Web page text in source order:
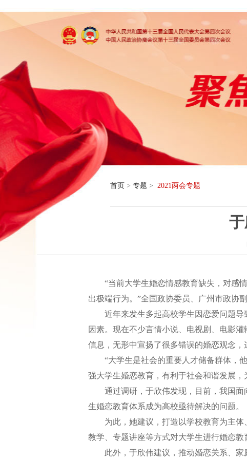
首页 > 专题 > 2021两会专题
“当前大学生婚恋情感教育缺失，对感情
出极端行为。”全国政协委员、广州市政协
近年来发生多起高校学生因恋爱问题导
因素。现在不少言情小说、电视剧、电影
信息，无形中宣扬了很多错误的婚恋观念，
“大学生是社会的重要人才储备群体，他
强大学生婚恋教育，有利于社会和谐发展，
通过调研，于欣伟发现，目前，我国面
生婚恋教育体系成为高校亟待解决的问题。
为此，她建议，打造以学校教育为主体
教学、专题讲座等方式对大学生进行婚恋
此外，于欣伟建议，推动婚恋关系、家